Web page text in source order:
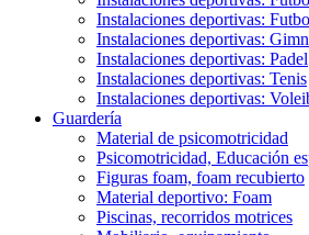
Instalaciones deportivas:
Instalaciones deportivas:
Instalaciones deportivas: Padel
Instalaciones deportivas: Tenis
Instalaciones deportivas:
Guardería
Material de psicomotricidad
Psicomotricidad, Educación
Figuras foam, foam recubierto
Material deportivo: Foam
Piscinas, recorridos motrices